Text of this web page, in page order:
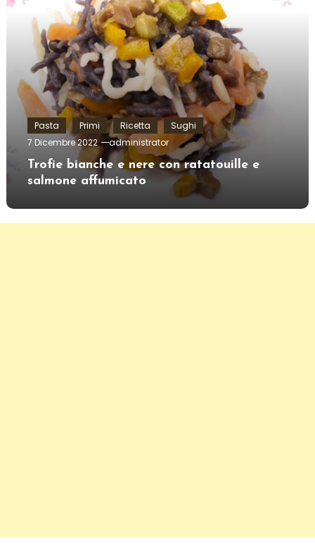
Pasta Primi Ricetta
Sughi
7 Dicembre 2022
administrator
Trofie bianche e nere con ratatouille e
salmone affumicato